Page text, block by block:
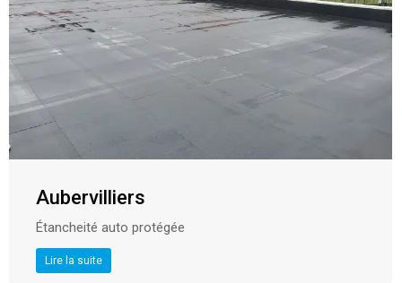
Aubervilliers
Étancheité auto protégée
Lire la suite